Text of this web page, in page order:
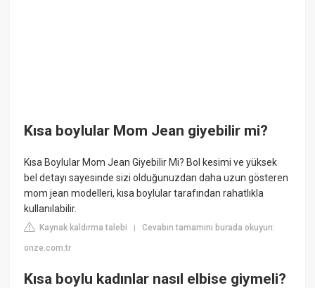
Kısa boylular Mom Jean giyebilir mi?
Kısa Boylular Mom Jean Giyebilir Mi? Bol kesimi ve yüksek
bel detayı sayesinde sizi olduğunuzdan daha uzun gösteren
mom jean modelleri, kısa boylular tarafından rahatlıkla
kullanılabilir.
Kaynak kaldırma talebi |Cevabın tamamını burada okuyun:
onze.com.tr
Kısa boylu kadınlar nasıl elbise giymeli?